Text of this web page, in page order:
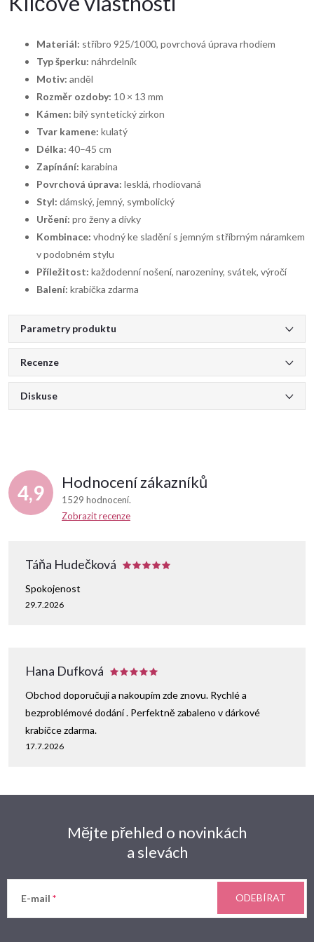
Materiál: stříbro 925/1000, povrchová úprava rhodiem
Typ šperku: náhrdelník
Motiv: anděl
Rozměr ozdoby: 10 × 13 mm
Kámen: bílý syntetický zirkon
Tvar kamene: kulatý
Délka: 40–45 cm
Zapínání: karabina
Povrchová úprava: lesklá, rhodiovaná
Styl: dámský, jemný, symbolický
Určení: pro ženy a dívky
Kombinace: vhodný ke sladění s jemným stříbrným náramkem
v podobném stylu
Příležitost: každodenní nošení, narozeniny, svátek, výročí
Balení: krabička zdarma
Parametry produktu
Recenze
Diskuse
4,9 Hodnocení zákazníků
1529 hodnocení
Zobrazit recenze
Táňa Hudečková
29.7.2026
Spokojenost
Hana Dufková
17.7.2026
Obchod doporučuji a nakoupím zde znovu. Rychlé a
bezproblémové dodání . Perfektně zabaleno v dárkové
krabičce zdarma.
Mějte přehled o novinkách
a slevách
E-mail ODEBÍRAT